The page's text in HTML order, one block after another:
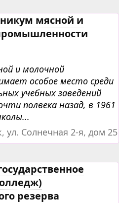
мясной и
и молочной
особое место среди
учебных заведений
полвека назад, в 1961
ул. Солнечная 2-я, дом 25
резерва